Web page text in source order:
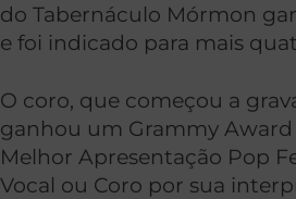
do Tabernáculo Mórmon
e foi indicado para mais
O coro, que começou a
ganhou um Grammy Award
Melhor Apresentação Pop
Vocal ou Coro por sua